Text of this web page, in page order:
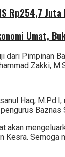
Rp254,7
Umat,
Pimpinan
Zakki,
Haq,
akan
Kesra.